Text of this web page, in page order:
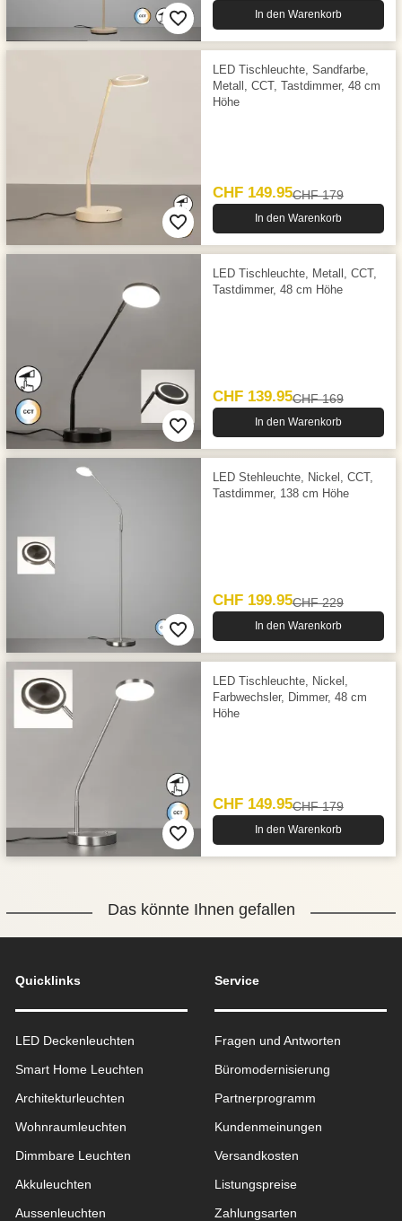
In den Warenkorb
LED Tischleuchte, Sandfarbe,
Metall, CCT, Tastdimmer, 48 cm
Höhe
CHF 149.95CHF 179
In den Warenkorb
LED Tischleuchte, Metall, CCT,
Tastdimmer, 48 cm Höhe
CHF 139.95CHF 169
In den Warenkorb
LED Stehleuchte, Nickel, CCT,
Tastdimmer, 138 cm Höhe
CHF 199.95CHF 229
In den Warenkorb
LED Tischleuchte, Nickel,
Farbwechsler, Dimmer, 48 cm
Höhe
CHF 149.95CHF 179
In den Warenkorb
Das könnte Ihnen gefallen
Quicklinks
LED Deckenleuchten
Smart Home Leuchten
Architekturleuchten
Wohnraum­leuchten
Dimmbare Leuchten
Akkuleuchten
Aussen­leuchten
Service
Fragen und Antworten
Büromodernisierung
Partnerprogramm
Kundenmeinungen
Versandkosten
Listungspreise
Zahlungsarten